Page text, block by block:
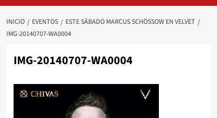
INICIO EVENTOS
ESTE SÁBADO MARCUS SCHÖSSOW EN VELVET
IMG-20140707-WA0004
IMG-20140707-WA0004